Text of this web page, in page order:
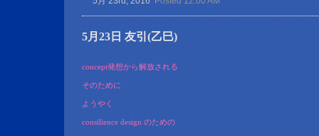
5月23日 友引(乙巳)
concept発想から解放される
そのために
ようやく
consilience design のための